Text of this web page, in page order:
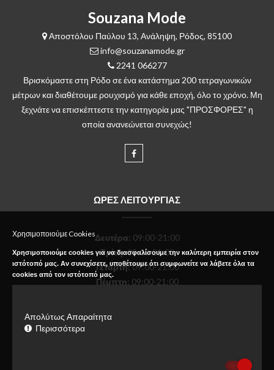
Souzana Mode
Αποστόλου Παύλου 13, Ανάληψη, Ρόδος, 85100
info@souzanamode.gr
2241 066277
Βρισκόμαστε στη Ρόδο σε ένα κατάστημα 200 τετραγωνικών
μέτρων και διαθέτουμε ρουχισμό για κάθε εποχή, όλο το χρόνο. Μη
ξεχνάτε να επισκέπτεστε την κατηγορία μας "ΠΡΟΣΦΟΡΕΣ" η
οποία ανανεώνεται συνεχώς!
ΩΡΕΣ ΛΕΙΤΟΥΡΓΙΑΣ
Δευτέρα: 09:00-21:00
Τρίτη:09:00-21:00
Τετάρτη:09:00-21:00
Πέμπτη: 09:00-21:00
Χρησιμοποιούμε Cookies
Χρησιμοποιούμε cookies για να διασφαλίσουμε την καλύτερη εμπειρία στον
ιστότοπό μας. Αν συνεχίσετε, υποθέτουμε ότι συμφωνείτε να λάβετε όλα τα
cookies από τον ιστότοπό μας.
Απολύτως Απαραίτητα
Περισσότερα